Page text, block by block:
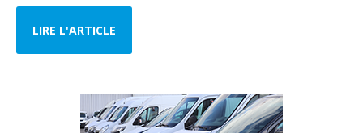
LIRE L'ARTICLE